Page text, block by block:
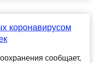
коронавирусом
сообщает,